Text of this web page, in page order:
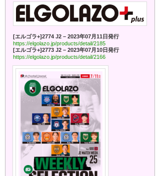
[エルゴラ+]2774 J2 – 2023年07月11日発行
https://elgolazo.jp/products/detail/2185
[エルゴラ+]2773 J2 – 2023年07月10日発行
https://elgolazo.jp/products/detail/2166